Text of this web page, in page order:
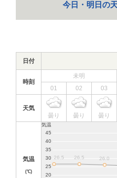
今日・明日の
日付
時刻
未明
01
02 03
天気
曇り
曇り 曇り
気温
(℃)